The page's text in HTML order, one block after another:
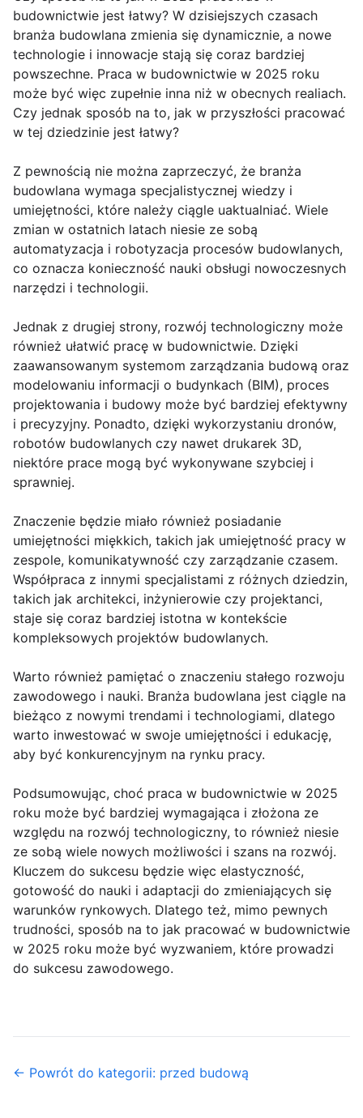
budownictwie jest łatwy? W dzisiejszych czasach
branża budowlana zmienia się dynamicznie, a nowe
technologie i innowacje stają się coraz bardziej
powszechne. Praca w budownictwie w 2025 roku
może być więc zupełnie inna niż w obecnych realiach.
Czy jednak sposób na to, jak w przyszłości pracować
w tej dziedzinie jest łatwy?
Z pewnością nie można zaprzeczyć, że branża
budowlana wymaga specjalistycznej wiedzy i
umiejętności, które należy ciągle uaktualniać. Wiele
zmian w ostatnich latach niesie ze sobą
automatyzacja i robotyzacja procesów budowlanych,
co oznacza konieczność nauki obsługi nowoczesnych
narzędzi i technologii.
Jednak z drugiej strony, rozwój technologiczny może
również ułatwić pracę w budownictwie. Dzięki
zaawansowanym systemom zarządzania budową oraz
modelowaniu informacji o budynkach (BIM), proces
projektowania i budowy może być bardziej efektywny
i precyzyjny. Ponadto, dzięki wykorzystaniu dronów,
robotów budowlanych czy nawet drukarek 3D,
niektóre prace mogą być wykonywane szybciej i
sprawniej.
Znaczenie będzie miało również posiadanie
umiejętności miękkich, takich jak umiejętność pracy w
zespole, komunikatywność czy zarządzanie czasem.
Współpraca z innymi specjalistami z różnych dziedzin,
takich jak architekci, inżynierowie czy projektanci,
staje się coraz bardziej istotna w kontekście
kompleksowych projektów budowlanych.
Warto również pamiętać o znaczeniu stałego rozwoju
zawodowego i nauki. Branża budowlana jest ciągle na
bieżąco z nowymi trendami i technologiami, dlatego
warto inwestować w swoje umiejętności i edukację,
aby być konkurencyjnym na rynku pracy.
Podsumowując, choć praca w budownictwie w 2025
roku może być bardziej wymagająca i złożona ze
względu na rozwój technologiczny, to również niesie
ze sobą wiele nowych możliwości i szans na rozwój.
Kluczem do sukcesu będzie więc elastyczność,
gotowość do nauki i adaptacji do zmieniających się
warunków rynkowych. Dlatego też, mimo pewnych
trudności, sposób na to jak pracować w budownictwie
w 2025 roku może być wyzwaniem, które prowadzi
do sukcesu zawodowego.
← Powrót do kategorii: przed budową